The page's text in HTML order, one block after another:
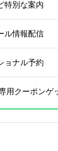
特別な案内
ル情報配信
ョナル予約
用クーポンゲ